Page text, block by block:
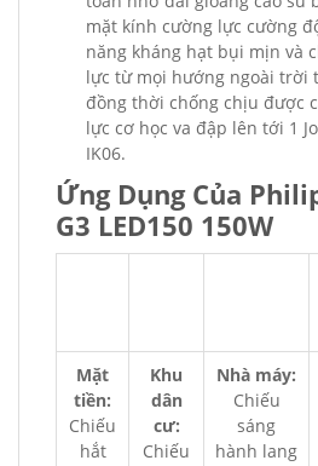
mặt kính cường lực cường
năng kháng hạt bụi mịn và
lực từ mọi hướng ngoài trời
đồng thời chống chịu được
lực cơ học va đập lên tới 1
IK06.
Ứng Dụng Của
G3 LED150 150W
Mặt
tiền:
Chiếu
hắt
Khu
dân
cư:
Chiếu
Nhà máy:
Chiếu
sáng
hành lang